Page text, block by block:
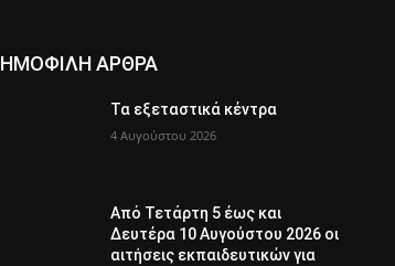
ΑΡΘΡΑ
Τα εξεταστικά κέντρα
4 Αυγούστου 2026
Από Τετάρτη 5 έως και
Δευτέρα 10 Αυγούστου 2026 οι
αιτήσεις εκπαιδευτικών για